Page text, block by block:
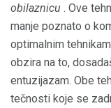
obilaznicu . Ove
manje poznato o
optimalnim
obzira na to,
entuzijazam. Obe
tečnosti koje se